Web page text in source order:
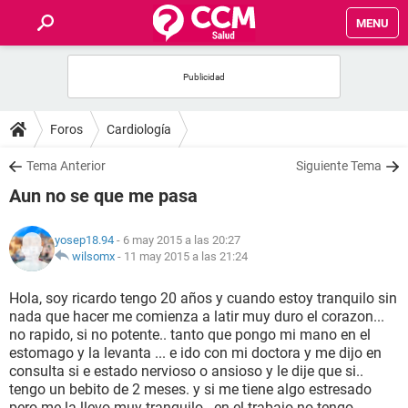
MENU
FOROS
SALUD
NUTRICIÓN
BIENESTAR
SEXUALIDAD
GLOSARIO
Foros Cardiología
Tema Anterior Siguiente Tema
Aun no se que me pasa
yosep18.94 - 6 may 2015 a las 20:27
wilsomx - 11 may 2015 a las 21:24
Hola, soy ricardo tengo 20 años y cuando estoy tranquilo sin
nada que hacer me comienza a latir muy duro el corazon...
no rapido, si no potente.. tanto que pongo mi mano en el
estomago y la levanta ... e ido con mi doctora y me dijo en
consulta si e estado nervioso o ansioso y le dije que si..
tengo un bebito de 2 meses. y si me tiene algo estresado